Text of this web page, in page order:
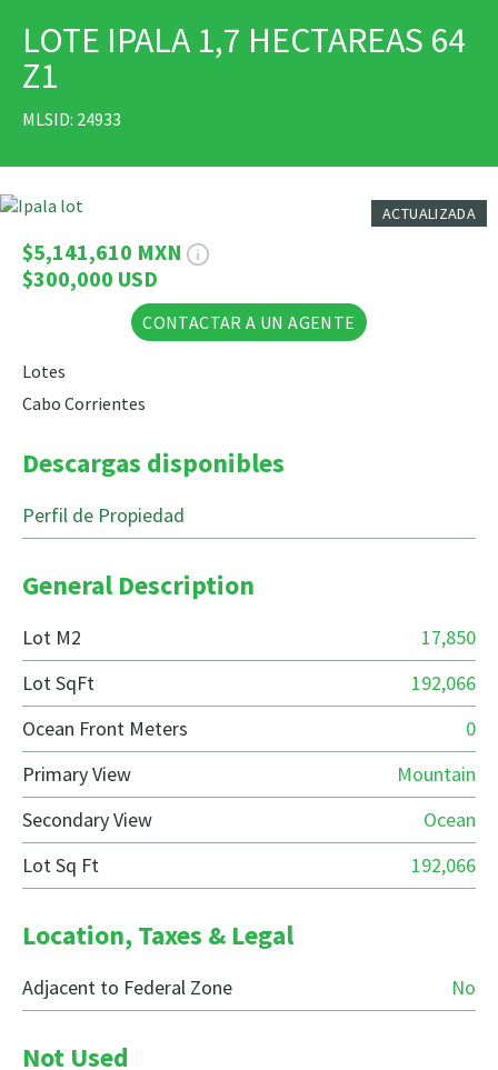
LOTE IPALA 1,7 HECTAREAS 64
Z1
MLSID: 24933
ACTUALIZADA
10 Fotos
$5,141,610 MXN
$300,000 USD
CONTACTAR A UN AGENTE
Lotes
Cabo Corrientes
Descargas disponibles
Perfil de Propiedad
General Description
Lot M2
17,850
Lot SqFt
192,066
Ocean Front Meters
0
Primary View
Mountain
Secondary View
Ocean
Lot Sq Ft
192,066
Location, Taxes & Legal
Adjacent to Federal Zone No
Not Used
IMPRIMIR